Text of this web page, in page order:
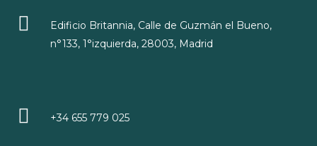
Edificio Britannia, Calle de Guzmán el Bueno,
n°133, 1°izquierda, 28003, Madrid
+34 655 779 025